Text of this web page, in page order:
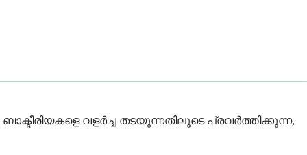
വളർച്ച തടയുന്നതിലൂടെ പ്രവർത്തിക്കുന്ന,